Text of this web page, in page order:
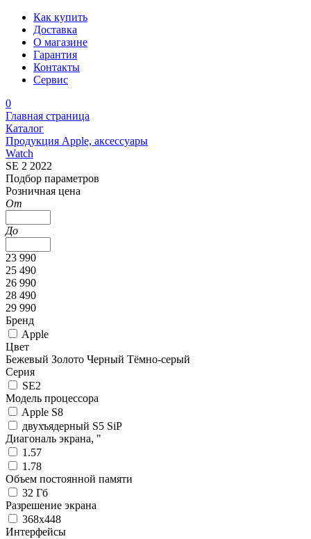
Как купить
Доставка
О магазине
Гарантия
Контакты
Сервис
0
Главная страница
Каталог
Продукция Apple, аксессуары
Watch
SE 2 2022
Подбор параметров
Розничная цена
От
До
23 990
25 490
26 990
28 490
29 990
Бренд
Apple
Цвет
Бежевый Золото Черный Тёмно-серый
Серия
SE2
Модель процессора
Apple S8
двухъядерный S5 SiP
Диагональ экрана, "
1.57
1.78
Объем постоянной памяти
32 Гб
Разрешение экрана
368x448
Интерфейсы